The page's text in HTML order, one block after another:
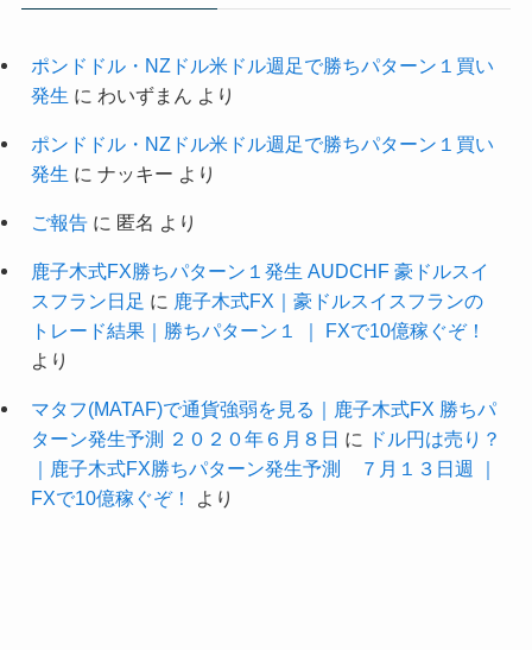
ポンドドル・NZドル米ドル週足で勝ちパターン１買い
発生 に わいずまん より
ポンドドル・NZドル米ドル週足で勝ちパターン１買い
発生 に ナッキー より
ご報告に 匿名 より
鹿子木式FX勝ちパターン１発生 AUDCHF 豪ドルスイ
スフラン日足 に 鹿子木式FX｜豪ドルスイスフランの
トレード結果｜勝ちパターン１ ｜ FXで10億稼ぐぞ！
より
マタフ(MATAF)で通貨強弱を見る｜鹿子木式FX 勝ちパ
ターン発生予測 ２０２０年６月８日 に
ドル円は売り？
｜鹿子木式FX勝ちパターン発生予測 ７月１３日週 ｜
FXで10億稼ぐぞ！
より